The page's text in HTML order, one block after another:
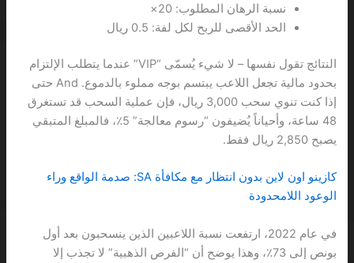
نسبة الرهان المطلوب: 20×
الحد الأقصى للربح لكل لفة: 0.5 ريال
النتائج تقول نفسها – لا شيء يُسمّى “VIP” عندما يتطلب الإلتزام
بحدود مالية تجعل اللاعب يبتسم بوجه مملوء بالدموع. And حتى
إذا كنت تنوي سحب 3,000 ريال، فإن عملية السحب قد تستغرق
48 ساعة، وأحياناً يُضيفون “رسوم معالجة” 5٪، فالمبلغ المتبقي
يصبح 2,850 ريال فقط.
كازينو اون لاين بدون انتظار مع مكافأة SA: صدمة الواقع وراء
الوعود اللامحدودة
في عام 2022، ارتفعت نسبة اللاعبين الذين ينسحبون بعد أول
بونص إلى 73٪، وهذا يوضح أن “الفرص الذهبية” لا تجذب إلا